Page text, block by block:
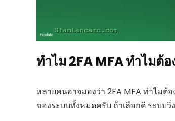
ทำไม 2FA MFA ทำไม
หลายคนอาจมองว่า 2FA MFA ทำไม
ของระบบทั้งหมดครับ ถ้าเลือกดี ระบบ